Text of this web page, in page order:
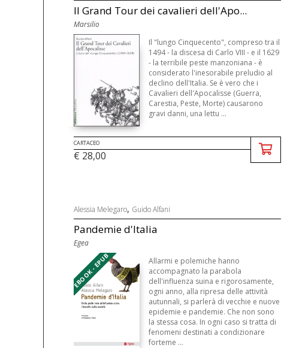
Il Grand Tour dei cavalieri dell'Apo...
Marsilio
Il "lungo Cinquecento", compreso tra il
1494 - la discesa di Carlo VIII - e il 1629
- la terribile peste manzoniana - è
considerato l'inesorabile preludio al
declino dell'Italia. Se è vero che i
Cavalieri dell'Apocalisse (Guerra,
Carestia, Peste, Morte) causarono
gravi danni, una lettu ...
CARTACEO
€ 28,00
Alessia Melegaro, Guido Alfani
Pandemie d'Italia
Egea
EBOOK - EPUB
Allarmi e polemiche hanno
accompagnato la parabola
dell'influenza suina e rigorosamente,
ogni anno, alla ripresa delle attività
autunnali, si parlerà di vecchie e nuove
epidemie e pandemie. Che non sono
la stessa cosa. In ogni caso si tratta di
fenomeni destinati a condizionare
forteme ...